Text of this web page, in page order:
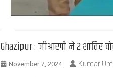
Ghazipur : जीआरपी ने 2 शातिर
November 7, 2024 Kumar